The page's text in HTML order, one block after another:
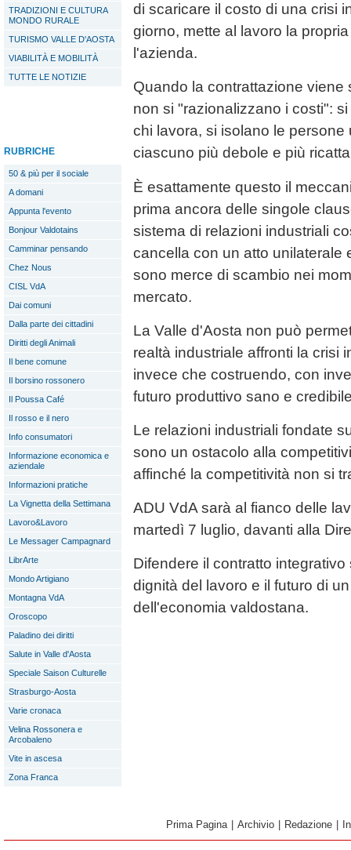
TRADIZIONI E CULTURA
MONDO RURALE
TURISMO VALLE D'AOSTA
VIABILITÀ E MOBILITÀ
TUTTE LE NOTIZIE
RUBRICHE
50 & più per il sociale
A domani
Appunta l'evento
Bonjour Valdotains
Camminar pensando
Chez Nous
CISL VdA
Dai comuni
Dalla parte dei cittadini
Diritti degli Animali
Il bene comune
Il borsino rossonero
Il Poussa Café
Il rosso e il nero
Info consumatori
Informazione economica e
aziendale
Informazioni pratiche
La Vignetta della Settimana
Lavoro&Lavoro
Le Messager Campagnard
LibrArte
Mondo Artigiano
Montagna VdA
Oroscopo
Paladino dei diritti
Salute in Valle d'Aosta
Speciale Saison Culturelle
Strasburgo-Aosta
Varie cronaca
Velina Rossonera e
Arcobaleno
Vite in ascesa
Zona Franca
di scaricare il costo di una crisi
giorno, mette al lavoro la
l'azienda.
Quando la contrattazione
non si "razionalizzano i costi":
chi lavora, si isolano le persone
ciascuno più debole e più
È esattamente questo il
prima ancora delle singole
sistema di relazioni industriali
cancella con un atto unilaterale
sono merce di scambio nei
mercato.
La Valle d'Aosta non può
realtà industriale affronti la crisi
invece che costruendo, con
futuro produttivo sano e
Le relazioni industriali fondate
sono un ostacolo alla
affinché la competitività non si
ADU VdA sarà al fianco delle
martedì 7 luglio, davanti alla
Difendere il contratto
dignità del lavoro e il futuro di
dell'economia valdostana.
Prima Pagina Archivio Redazione